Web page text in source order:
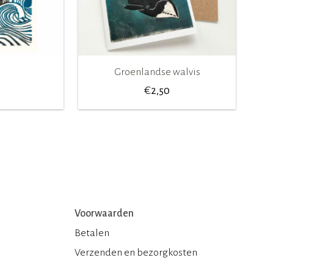
Groenlandse walvis
€2,50
Voorwaarden
Betalen
Verzenden en bezorgkosten